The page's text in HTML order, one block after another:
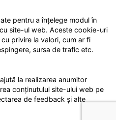
pentru a înțelege modul în
site-ul web. Aceste cookie-uri
privire la valori, cum ar fi
sursa de trafic etc.
la realizarea anumitor
conținutului site-ului web pe
de feedback și alte